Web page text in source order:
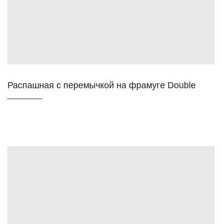
Распашная с перемычкой на фрамуге Double